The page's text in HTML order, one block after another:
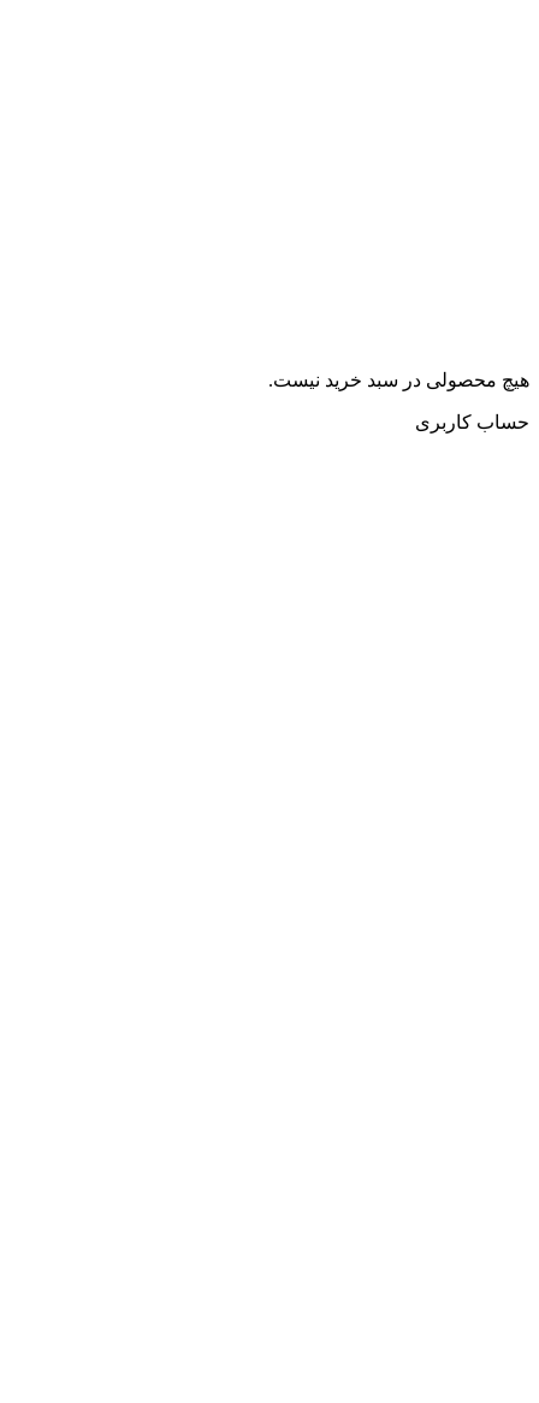
هیچ محصولی در سبد خرید نیست.
حساب کاربری